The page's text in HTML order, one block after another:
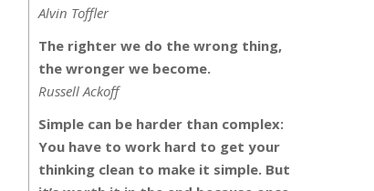
Alvin Toffler
The righter we do the wrong thing,
the wronger we become.
Russell Ackoff
Simple can be harder than complex:
You have to work hard to get your
thinking clean to make it simple. But